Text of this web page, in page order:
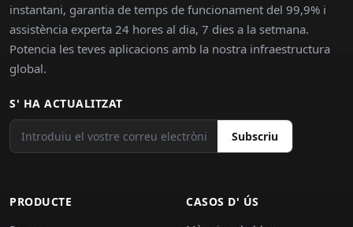
instantani, garantia de temps de funcionament del 99,9% i
assistència experta 24 hores al dia, 7 dies a la setmana.
Potencia les teves aplicacions amb la nostra infraestructura
global.
S' HA ACTUALITZAT
Subscriu
PRODUCTE
CASOS D' ÚS